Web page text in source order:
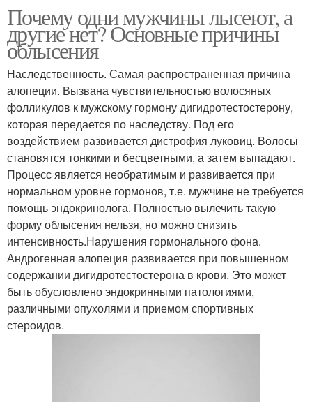
Почему одни мужчины лысеют, а
другие нет? Основные причины
облысения
Наследственность. Самая распространенная причина
алопеции. Вызвана чувствительностью волосяных
фолликулов к мужскому гормону дигидротестостерону,
которая передается по наследству. Под его
воздействием развивается дистрофия луковиц. Волосы
становятся тонкими и бесцветными, а затем выпадают.
Процесс является необратимым и развивается при
нормальном уровне гормонов, т.е. мужчине не требуется
помощь эндокринолога. Полностью вылечить такую
форму облысения нельзя, но можно снизить
интенсивность.Нарушения гормонального фона.
Андрогенная алопеция развивается при повышенном
содержании дигидротестостерона в крови. Это может
быть обусловлено эндокринными патологиями,
различными опухолями и приемом спортивных
стероидов.